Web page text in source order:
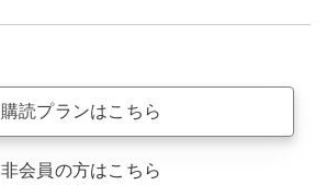
購読プランはこちら
非会員の方はこちら